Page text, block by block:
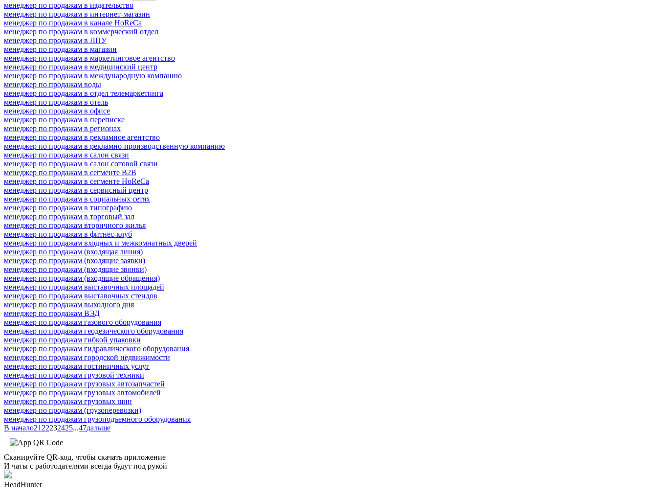
менеджер по продажам в издательство
менеджер по продажам в интернет-магазин
менеджер по продажам в канале HoReCa
менеджер по продажам в коммерческий отдел
менеджер по продажам в ЛПУ
менеджер по продажам в магазин
менеджер по продажам в маркетинговое агентство
менеджер по продажам в медицинский центр
менеджер по продажам в международную компанию
менеджер по продажам воды
менеджер по продажам в отдел телемаркетинга
менеджер по продажам в отель
менеджер по продажам в офисе
менеджер по продажам в переписке
менеджер по продажам в регионах
менеджер по продажам в рекламное агентство
менеджер по продажам в рекламно-производственную компанию
менеджер по продажам в салон связи
менеджер по продажам в салон сотовой связи
менеджер по продажам в сегменте B2B
менеджер по продажам в сегменте HoReCa
менеджер по продажам в сервисный центр
менеджер по продажам в социальных сетях
менеджер по продажам в типографию
менеджер по продажам в торговый зал
менеджер по продажам вторичного жилья
менеджер по продажам в фитнес-клуб
менеджер по продажам входных и межкомнатных дверей
менеджер по продажам (входящая линия)
менеджер по продажам (входящие заявки)
менеджер по продажам (входящие звонки)
менеджер по продажам (входящие обращения)
менеджер по продажам выставочных площадей
менеджер по продажам выставочных стендов
менеджер по продажам выходного дня
менеджер по продажам ВЭД
менеджер по продажам газового оборудования
менеджер по продажам геодезического оборудования
менеджер по продажам гибкой упаковки
менеджер по продажам гидравлического оборудования
менеджер по продажам городской недвижимости
менеджер по продажам гостиничных услуг
менеджер по продажам грузовой техники
менеджер по продажам грузовых автозапчастей
менеджер по продажам грузовых автомобилей
менеджер по продажам грузовых шин
менеджер по продажам (грузоперевозки)
менеджер по продажам грузоподъемного оборудования
В начало21 22232425...47дальше
Сканируйте QR-код, чтобы скачать приложение
И чаты с работодателями всегда будут под рукой
HeadHunter